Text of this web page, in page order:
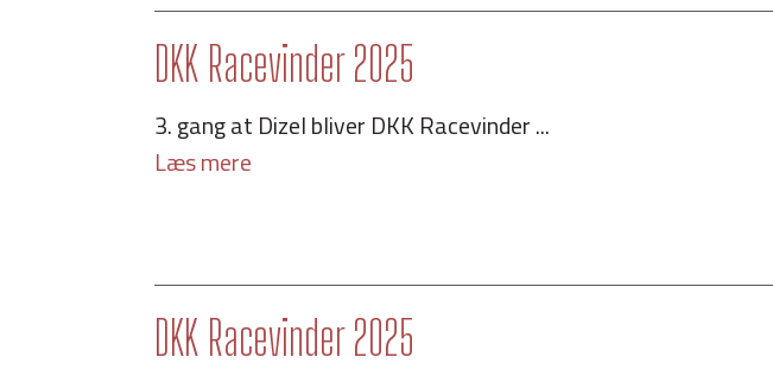
DKK Racevinder 2025
3. gang at Dizel bliver DKK Racevinder ...
Læs mere
DKK Racevinder 2025